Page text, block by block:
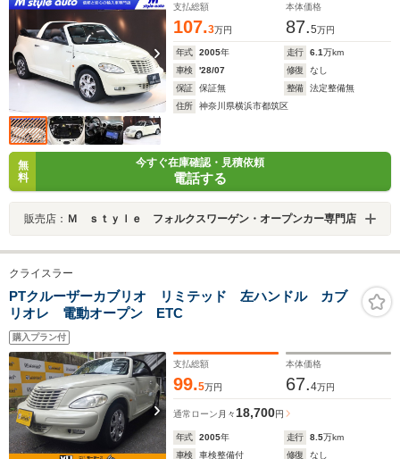
禁煙 整備点検記録付き!!
支払総額
107.3万円
本体価格
87.5万円
年式 2005年 走行 6.1万km
車検
'28/07 修復
なし
保証
保証無 整備
法定整備無
住所
神奈川県横浜市都筑区
無
料
今すぐ在庫確認・見積依頼
電話する
販売店： Ｍ ｓｔｙｌｅ フォルクスワーゲン・オープンカー専門店
クライスラー
PTクルーザーカブリオ リミテッド 左ハンドル カブ
リオレ 電動オープン ETC
購入プラン付
支払総額
99.5万円
本体価格
67.4万円
通常ローン 月々18,700円
年式 2005年 走行 8.5万km
車検
車検整備付 修復
なし